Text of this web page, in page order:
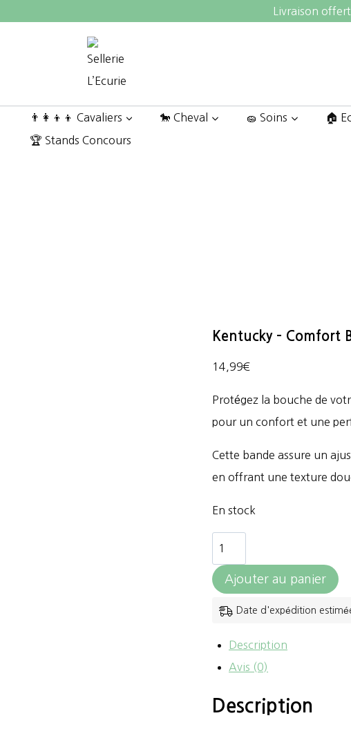
Livraison
👨‍👩‍👦‍👦 Cavaliers 🐎 Cheval 🧽 Soins 🏠
🏆 Stands Concours
Kentucky – Comfort
14,99€
Protégez la bouche de
pour un confort et une
Cette bande assure un
en offrant une texture
En stock
quantité
de
Kentucky
Wrap
Ajouter au panier
Date d'expédition
Description
Avis (0)
Description